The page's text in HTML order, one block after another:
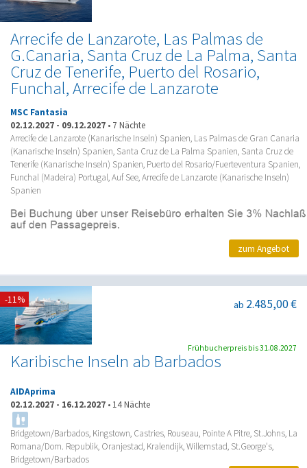
Arrecife de Lanzarote, Las Palmas de
G.Canaria, Santa Cruz de La Palma, Santa
Cruz de Tenerife, Puerto del Rosario,
Funchal, Arrecife de Lanzarote
MSC Fantasia
02.12.2027 - 09.12.2027 • 7 Nächte
Arrecife de Lanzarote (Kanarische Inseln) Spanien, Las Palmas de Gran Canaria
(Kanarische Inseln) Spanien, Santa Cruz de La Palma Spanien, Santa Cruz de
Tenerife (Kanarische Inseln) Spanien, Puerto del Rosario/Fuerteventura Spanien,
Funchal (Madeira) Portugal, Auf See, Arrecife de Lanzarote (Kanarische Inseln)
Spanien
zum Angebot
Karibische Inseln ab Barbados
ab 2.485,00 €
AIDAprima
02.12.2027 - 16.12.2027 • 14 Nächte
Bridgetown/Barbados, Kingstown, Castries, Rouseau, Pointe A Pitre, St.Johns, La
Romana/Dom. Republik, Oranjestad, Kralendijk, Willemstad, St.George's,
Bridgetown/Barbados
-11%
Frühbucherpreis bis 31.08.2027